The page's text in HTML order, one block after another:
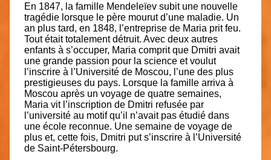
En 1847, la famille Mendeleïev subit une nouvelle
tragédie lorsque le père mourut d’une maladie. Un
an plus tard, en 1848, l’entreprise de Maria prit feu.
Tout était totalement détruit. Avec deux autres
enfants à s’occuper, Maria comprit que Dmitri avait
une grande passion pour la science et voulut
l’inscrire à l’Université de Moscou, l’une des plus
prestigieuses du pays. Lorsque la famille arriva à
Moscou après un voyage de quatre semaines,
Maria vit l’inscription de Dmitri refusée par
l’université au motif qu’il n’avait pas étudié dans
une école reconnue. Une semaine de voyage de
plus et, cette fois, Dmitri put s’inscrire à l’Université
de Saint-Pétersbourg.